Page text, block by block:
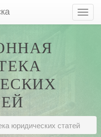
юридических статей